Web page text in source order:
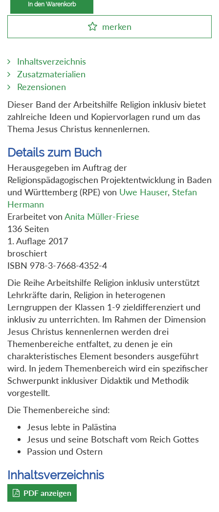
In den Warenkorb
merken
Inhaltsverzeichnis
Zusatzmaterialien
Rezensionen
Dieser Band der Arbeitshilfe Religion inklusiv bietet
zahlreiche Ideen und Kopiervorlagen rund um das
Thema Jesus Christus kennenlernen.
Details zum Buch
Herausgegeben im Auftrag der
Religionspädagogischen Projektentwicklung in Baden
und Württemberg (RPE) von Uwe Hauser, Stefan
Hermann
Erarbeitet von Anita Müller-Friese
136 Seiten
1. Auflage 2017
broschiert
ISBN 978-3-7668-4352-4
Die Reihe Arbeitshilfe Religion inklusiv unterstützt
Lehrkräfte darin, Religion in heterogenen
Lerngruppen der Klassen 1-9 zieldifferenziert und
inklusiv zu unterrichten. Im Rahmen der Dimension
Jesus Christus kennenlernen werden drei
Themenbereiche entfaltet, zu denen je ein
charakteristisches Element besonders ausgeführt
wird. In jedem Themenbereich wird ein spezifischer
Schwerpunkt inklusiver Didaktik und Methodik
vorgestellt.
Die Themenbereiche sind:
Jesus lebte in Palästina
Jesus und seine Botschaft vom Reich Gottes
Passion und Ostern
Inhaltsverzeichnis
PDF anzeigen